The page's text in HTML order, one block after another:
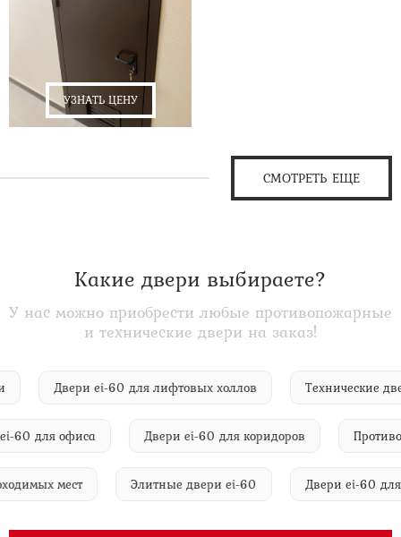
УЗНАТЬ ЦЕНУ
СМОТРЕТЬ ЕЩЕ
Какие двери выбираете?
У нас можно приобрести любые противопожарные
и технические двери на заказ!
Двери ei-60 для лифтовых холлов
для офиса Двери ei-60 для коридоров
мест Элитные двери ei-60 Двери ei-60